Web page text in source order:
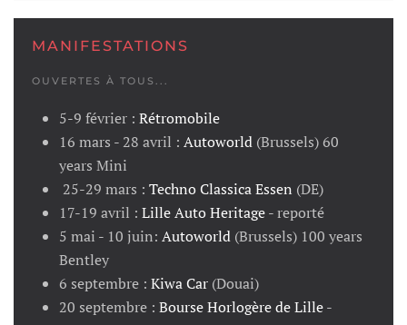
MANIFESTATIONS
OUVERTES À TOUS...
5-9 février : Rétromobile
16 mars - 28 avril : Autoworld (Brussels) 60
years Mini
25-29 mars : Techno Classica Essen (DE)
17-19 avril : Lille Auto Heritage- reporté
5 mai - 10 juin: Autoworld (Brussels) 100 years
Bentley
6 septembre : Kiwa Car (Douai)
20 septembre : Bourse Horlogère de Lille-